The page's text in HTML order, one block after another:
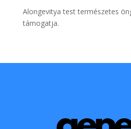
Alongevitya test természetes
támogatja.